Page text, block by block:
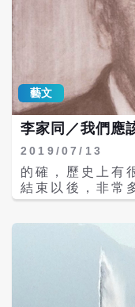
事情顯示了人類
女孩總會有很多
些人談話，大概
心她的長輩一定
天，等到父親和
這件事情就過去了。 為什麽這個女
友打電話，而要
因為她向來沒有
的，也有朋友的
心她，所以她覺
暖。 這件事使我想起自己的一件事，我在美國
要想唸博士，但
試，這種檢定考
也不想再看什麽
以我就打電話給
立刻開車來接我
火。他沒有和我
放鬆得多，那天
藝文
李家同／我們應
2019/07/13
的確，歷史上有
結束以後，非常
治，因此有大批
戰，在道義上無
\r\n可是最近卻
國邊境一直有人
有一對父女想過